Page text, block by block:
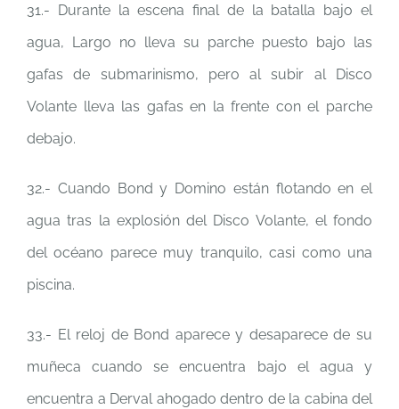
31.- Durante la escena final de la batalla bajo el
agua, Largo no lleva su parche puesto bajo las
gafas de submarinismo, pero al subir al Disco
Volante lleva las gafas en la frente con el parche
debajo.
32.- Cuando Bond y Domino están flotando en el
agua tras la explosión del Disco Volante, el fondo
del océano parece muy tranquilo, casi como una
piscina.
33.- El reloj de Bond aparece y desaparece de su
muñeca cuando se encuentra bajo el agua y
encuentra a Derval ahogado dentro de la cabina del